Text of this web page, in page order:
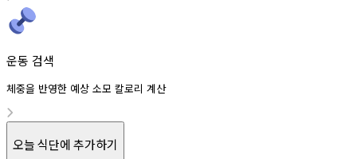
운동 검색
체중을 반영한 예상 소모 칼로리 계산
오늘 식단에 추가하기